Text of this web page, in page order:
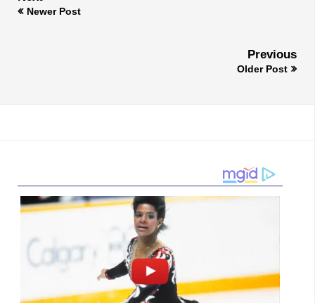
Newer Post
Previous
Older Post